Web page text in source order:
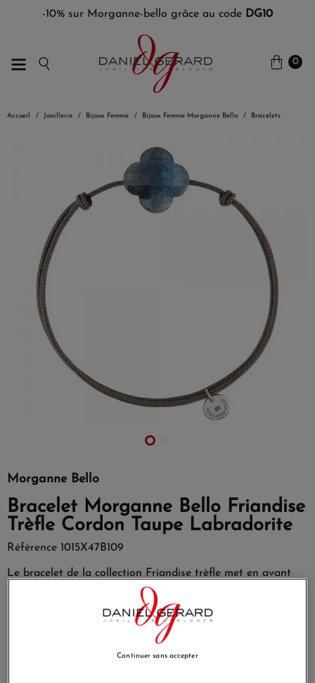
-10% sur Morganne-bello grâce au code DG10
0
Accueil Joaillerie Bijoux Femme Bijoux Femme Morganne Bello Bracelets
Morganne Bello
Bracelet Morganne Bello Friandise
Trèfle Cordon Taupe Labradorite
Référence 1015X47B109
Le bracelet de la collection Friandise trèfle met en avant
cette fois la labradorite montée sur un cordon taupe.
Continuer sans accepter